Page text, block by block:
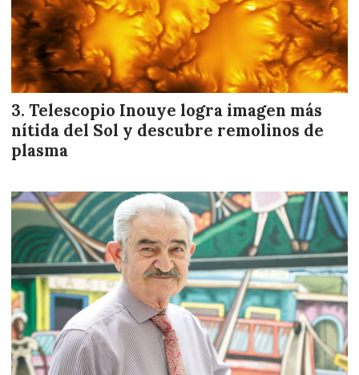
Telescopio Inouye logra imagen más
nítida del Sol y descubre remolinos de
plasma